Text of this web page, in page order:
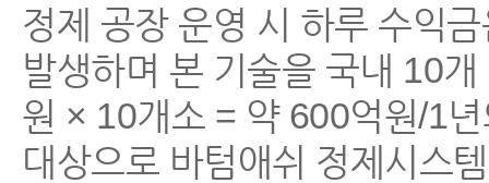
정제 공장 운영 시 하루 수익
발생하며 본 기술을 국내 10
원 × 10개소 = 약 600억원/1
대상으로 바텀애쉬 정제시스